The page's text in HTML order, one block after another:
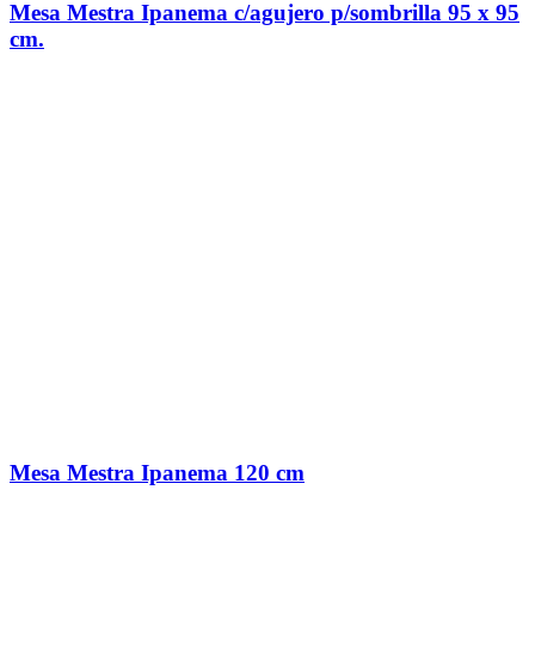
Mesa Mestra Ipanema c/agujero p/sombrilla 95 x 95
cm.
Mesa Mestra Ipanema 120 cm